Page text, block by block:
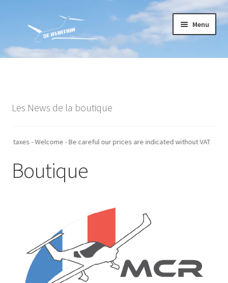
la
navigation
contenu
Menu
Accueil
Conditions générales de vente
Mon compte
Paiement
Recommandations techniques
Les News de la boutique
hors taxes - Welcome - Be careful our prices are indicated without
Boutique